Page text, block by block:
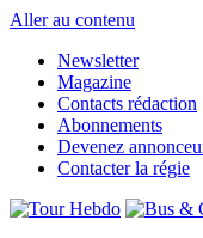
Aller au contenu
Newsletter
Magazine
Contacts rédaction
Abonnements
Devenez
Contacter la régie